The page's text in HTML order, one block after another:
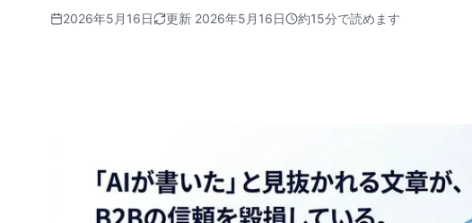
2026年5月16日 更新 2026年5月16日 約15分で読めます